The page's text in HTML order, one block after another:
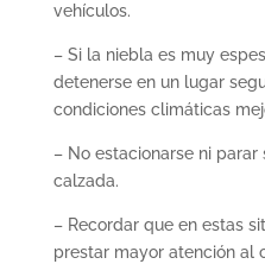
vehículos.
– Si la niebla es muy
detenerse en un lugar
condiciones climáticas
– No estacionarse ni
calzada.
– Recordar que en estas
prestar mayor atención al